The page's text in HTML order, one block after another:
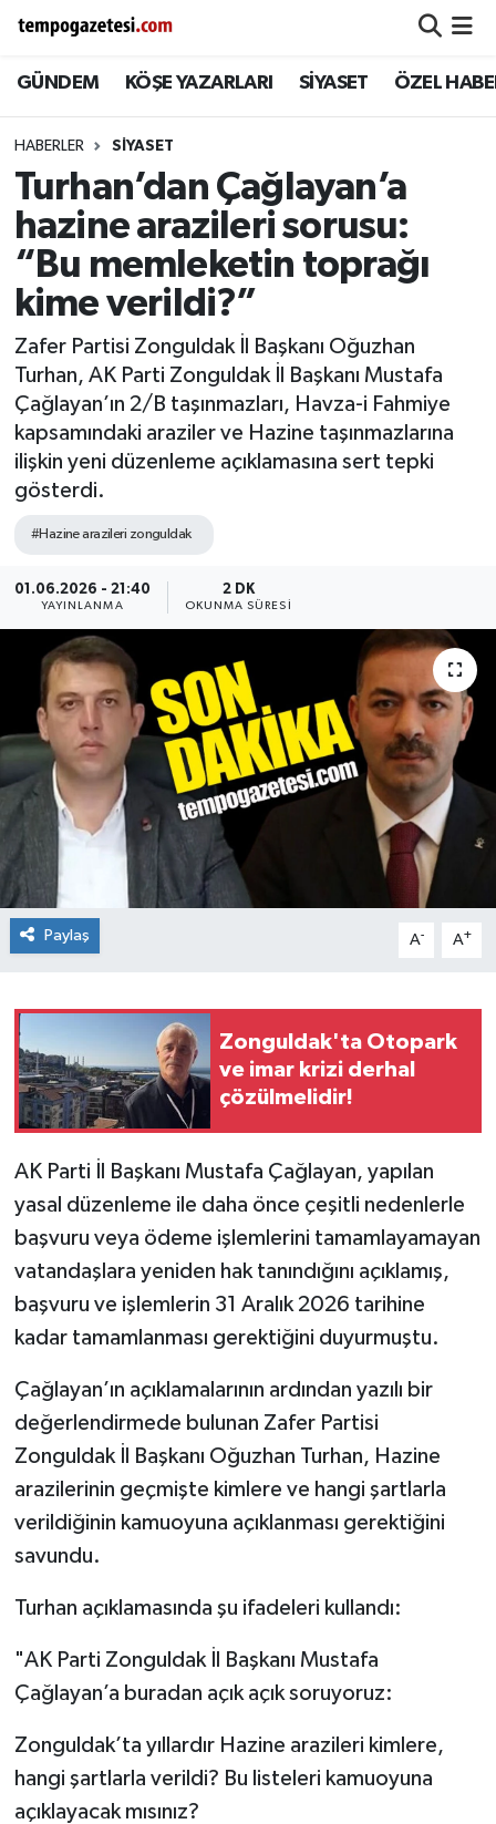
GÜNDEM KÖŞE YAZARLARI SİYASET ÖZEL
HABERLER SIYASET
Turhan’dan Çağlayan’a
hazine arazileri sorusu:
“Bu memleketin toprağı
kime verildi?”
Zafer Partisi Zonguldak İl Başkanı Oğuzhan
Turhan, AK Parti Zonguldak İl Başkanı Mustafa
Çağlayan’ın 2/B taşınmazları, Havza-i Fahmiye
kapsamındaki araziler ve Hazine taşınmazlarına
ilişkin yeni düzenleme açıklamasına sert tepki
gösterdi.
#Hazine arazileri zonguldak
01.06.2026 - 21:40
YAYINLANMA
2 DK
OKUNMA SÜRESI
Paylaş A- A+
Zonguldak'ta Otopark
ve imar krizi derhal
çözülmelidir!
AK Parti İl Başkanı Mustafa Çağlayan, yapılan
yasal düzenleme ile daha önce çeşitli nedenlerle
başvuru veya ödeme işlemlerini tamamlayamayan
vatandaşlara yeniden hak tanındığını açıklamış,
başvuru ve işlemlerin 31 Aralık 2026 tarihine
kadar tamamlanması gerektiğini duyurmuştu.
Çağlayan’ın açıklamalarının ardından yazılı bir
değerlendirmede bulunan Zafer Partisi
Zonguldak İl Başkanı Oğuzhan Turhan, Hazine
arazilerinin geçmişte kimlere ve hangi şartlarla
verildiğinin kamuoyuna açıklanması gerektiğini
savundu.
Turhan açıklamasında şu ifadeleri kullandı:
"AK Parti Zonguldak İl Başkanı Mustafa
Çağlayan’a buradan açık açık soruyoruz:
Zonguldak’ta yıllardır Hazine arazileri kimlere,
hangi şartlarla verildi? Bu listeleri kamuoyuna
açıklayacak mısınız?
Alaplı
Çaycuma
Devrek
Ereğli
Gökçebey
GÜNDEM
Kilimli
Kozlu
Siyaset
SPOR
YAŞAM
Zonguldak
Zonguldak Nöbetçi Eczaneler
Zonguldak Hava Durumu
Zonguldak Namaz Vakitleri
Zonguldak Trafik Yoğunluk Haritası
Süper Lig Puan Durumu ve Fikstür
Tüm Manşetler
Son Dakika Haberleri
Haber Arşivi